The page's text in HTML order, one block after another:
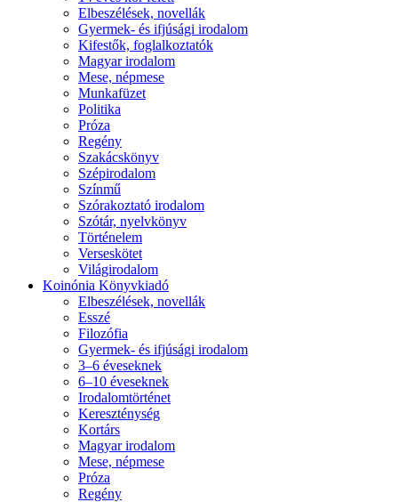
Elbeszélések, novellák
Gyermek- és ifjúsági irodalom
Kifestők, foglalkoztatók
Magyar irodalom
Mese, népmese
Munkafüzet
Politika
Próza
Regény
Szakácskönyv
Szépirodalom
Színmű
Szórakoztató irodalom
Szótár, nyelvkönyv
Történelem
Verseskötet
Világirodalom
Koinónia Könyvkiadó
Elbeszélések, novellák
Esszé
Filozófia
Gyermek- és ifjúsági irodalom
3–6 éveseknek
6–10 éveseknek
Irodalomtörténet
Kereszténység
Kortárs
Magyar irodalom
Mese, népmese
Próza
Regény